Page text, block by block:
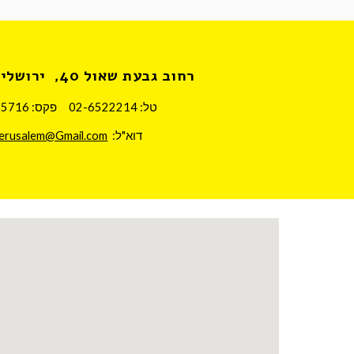
רחוב גבעת שאול 40,  ירושלים
טל: 02-6522214     פקס: 02-6515716
דוא"ל: